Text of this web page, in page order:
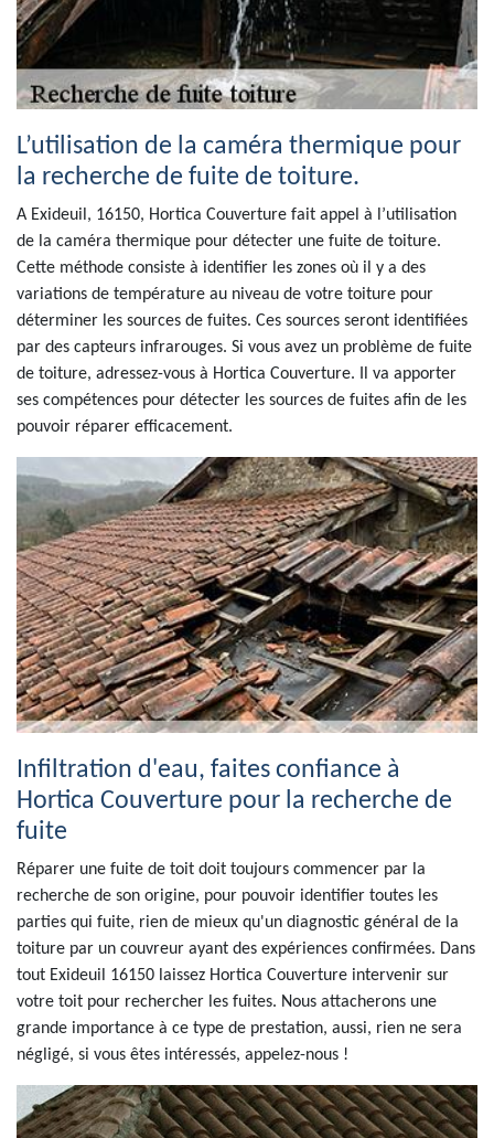
L’utilisation de la caméra thermique pour
la recherche de fuite de toiture.
A Exideuil, 16150, Hortica Couverture fait appel à l’utilisation
de la caméra thermique pour détecter une fuite de toiture.
Cette méthode consiste à identifier les zones où il y a des
variations de température au niveau de votre toiture pour
déterminer les sources de fuites. Ces sources seront identifiées
par des capteurs infrarouges. Si vous avez un problème de fuite
de toiture, adressez-vous à Hortica Couverture. Il va apporter
ses compétences pour détecter les sources de fuites afin de les
pouvoir réparer efficacement.
Infiltration d'eau, faites confiance à
Hortica Couverture pour la recherche de
fuite
Réparer une fuite de toit doit toujours commencer par la
recherche de son origine, pour pouvoir identifier toutes les
parties qui fuite, rien de mieux qu'un diagnostic général de la
toiture par un couvreur ayant des expériences confirmées. Dans
tout Exideuil 16150 laissez Hortica Couverture intervenir sur
votre toit pour rechercher les fuites. Nous attacherons une
grande importance à ce type de prestation, aussi, rien ne sera
négligé, si vous êtes intéressés, appelez-nous !